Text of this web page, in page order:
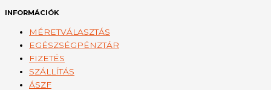
INFORMÁCIÓK
MÉRETVÁLASZTÁS
EGÉSZSÉGPÉNZTÁR
FIZETÉS
SZÁLLÍTÁS
ÁSZF